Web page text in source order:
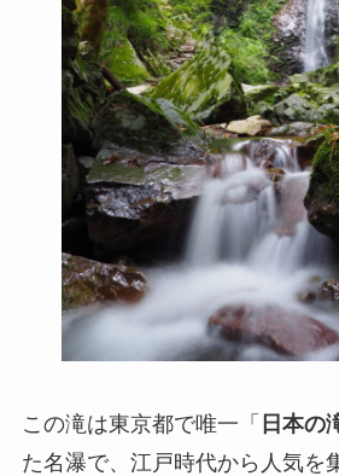
この滝は東京都で唯一「 日本の
た名瀑で、江戸時代から人気を